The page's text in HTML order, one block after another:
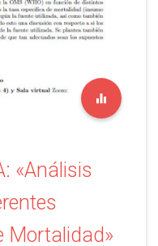
«Análisis
Mortalidad»